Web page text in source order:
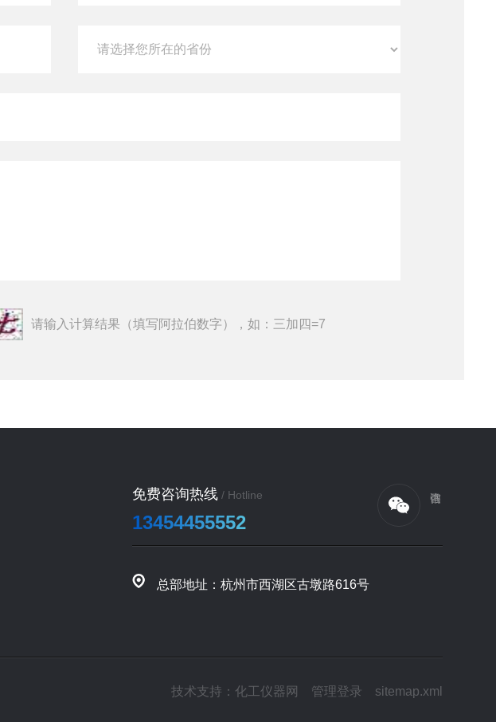
请输入计算结果（填写阿拉伯数字），如：三加四=7
免费咨询热线 / Hotline
13454455552
总部地址：杭州市西湖区古墩路616号
技术支持： 化工仪器网 管理登录 sitemap.xml